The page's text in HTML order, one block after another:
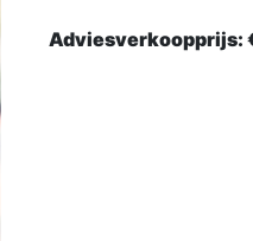
Adviesverkoopprijs: